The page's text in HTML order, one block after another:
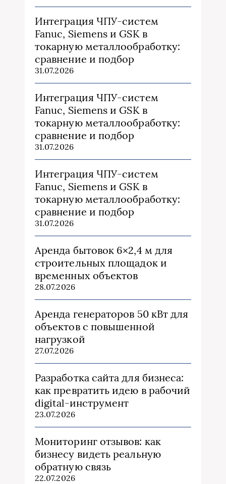
Интеграция ЧПУ-систем
Fanuc, Siemens и GSK в
токарную металлообработку:
сравнение и подбор
31.07.2026
Интеграция ЧПУ-систем
Fanuc, Siemens и GSK в
токарную металлообработку:
сравнение и подбор
31.07.2026
Интеграция ЧПУ-систем
Fanuc, Siemens и GSK в
токарную металлообработку:
сравнение и подбор
31.07.2026
Аренда бытовок 6×2,4 м для
строительных площадок и
временных объектов
28.07.2026
Аренда генераторов 50 кВт для
объектов с повышенной
нагрузкой
27.07.2026
Разработка сайта для бизнеса:
как превратить идею в рабочий
digital-инструмент
23.07.2026
Мониторинг отзывов: как
бизнесу видеть реальную
обратную связь
22.07.2026